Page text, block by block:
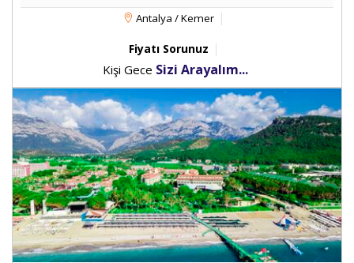
Antalya / Kemer
Fiyatı Sorunuz
Kişi Gece Sizi Arayalım...